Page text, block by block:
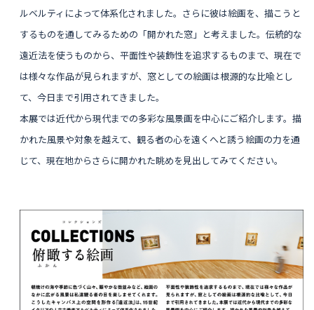
ルベルティによって体系化されました。さらに彼は絵画を、描こうと
するものを通してみるための「開かれた窓」と考えました。伝統的な
遠近法を使うものから、平面性や装飾性を追求するものまで、現在で
は様々な作品が見られますが、窓としての絵画は根源的な比喩とし
て、今日まで引用されてきました。
本展では近代から現代までの多彩な風景画を中心にご紹介します。描
かれた風景や対象を越えて、観る者の心を遠くへと誘う絵画の力を通
じて、現在地からさらに開かれた眺めを見出してみてください。